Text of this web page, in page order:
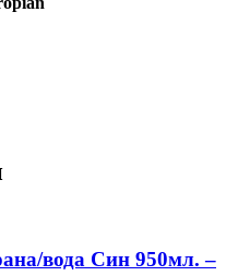
вода Син 950мл. –